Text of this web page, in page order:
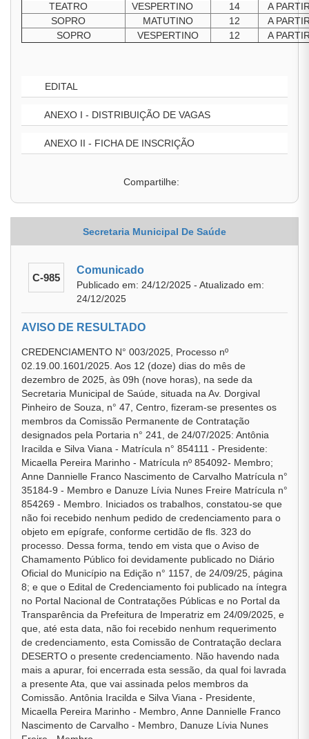
TEATRO
VESPERTINO 14
A
SOPRO
MATUTINO 12
A
SOPRO
VESPERTINO 12 A
EDITAL
ANEXO I - DISTRIBUIÇÃO DE VAGAS
ANEXO II - FICHA DE INSCRIÇÃO
Compartilhe:
Secretaria Municipal De Saúde
C-985
Comunicado
Publicado em: 24/12/2025 - Atualizado em:
24/12/2025
AVISO DE RESULTADO
CREDENCIAMENTO N° 003/2025, Processo nº
02.19.00.1601/2025. Aos 12 (doze) dias do mês de
dezembro de 2025, às 09h (nove horas), na sede da
Secretaria Municipal de Saúde, situada na Av. Dorgival
Pinheiro de Souza, n° 47, Centro, fizeram-se presentes os
membros da Comissão Permanente de Contratação
designados pela Portaria n° 241, de 24/07/2025: Antônia
Iracilda e Silva Viana - Matrícula n° 854111 - Presidente:
Micaella Pereira Marinho - Matrícula nº 854092- Membro;
Anne Dannielle Franco Nascimento de Carvalho Matrícula n°
35184-9 - Membro e Danuze Lívia Nunes Freire Matrícula n°
854269 - Membro. Iniciados os trabalhos, constatou-se que
não foi recebido nenhum pedido de credenciamento para o
objeto em epígrafe, conforme certidão de fls. 323 do
processo. Dessa forma, tendo em vista que o Aviso de
Chamamento Público foi devidamente publicado no Diário
Oficial do Município na Edição n° 1157, de 24/09/25, página
8; e que o Edital de Credenciamento foi publicado na íntegra
no Portal Nacional de Contratações Públicas e no Portal da
Transparência da Prefeitura de Imperatriz em 24/09/2025, e
que, até esta data, não foi recebido nenhum requerimento
de credenciamento, esta Comissão de Contratação declara
DESERTO o presente credenciamento. Não havendo nada
mais a apurar, foi encerrada esta sessão, da qual foi lavrada
a presente Ata, que vai assinada pelos membros da
Comissão. Antônia Iracilda e Silva Viana - Presidente,
Micaella Pereira Marinho - Membro, Anne Dannielle Franco
Nascimento de Carvalho - Membro, Danuze Lívia Nunes